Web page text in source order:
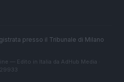
presso il Tribunale di Milano
— Edito in Italia da AdHub Media